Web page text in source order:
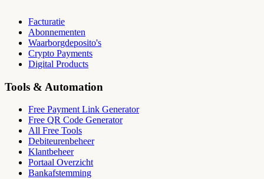
Facturatie
Abonnementen
Waarborgdeposito's
Crypto Payments
Digital Products
Tools & Automation
Free Payment Link Generator
Free QR Code Generator
All Free Tools
Debiteurenbeheer
Klantbeheer
Portaal Overzicht
Bankafstemming